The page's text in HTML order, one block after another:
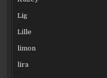
Lig
Lille
limon
lira